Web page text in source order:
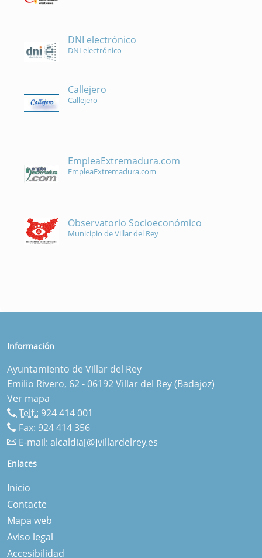
DNI electrónico
DNI electrónico
Callejero
Callejero
EmpleaExtremadura.com
EmpleaExtremadura.com
Observatorio Socioeconómico
Municipio de Villar del Rey
Información
Ayuntamiento de Villar del Rey
Emilio Rivero, 62 - 06192 Villar del Rey (Badajoz)
Ver mapa
Telf.: 924 414 001
Fax: 924 414 356
E-mail: alcaldia[@]villardelrey.es
Enlaces
Inicio
Contacte
Mapa web
Aviso legal
Accesibilidad